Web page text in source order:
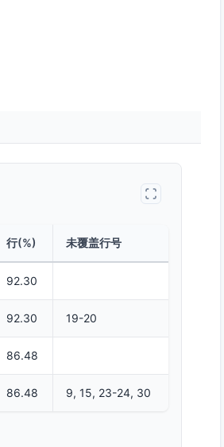
行(%) 未覆盖行号
92.30
92.30 19-20
86.48
86.48 9, 15, 23-24, 30